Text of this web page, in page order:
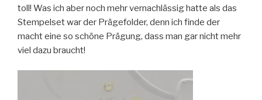
toll! Was ich aber noch mehr vernachlässig hatte als das
Stempelset war der Prägefolder, denn ich finde der
macht eine so schöne Prägung, dass man gar nicht mehr
viel dazu braucht!